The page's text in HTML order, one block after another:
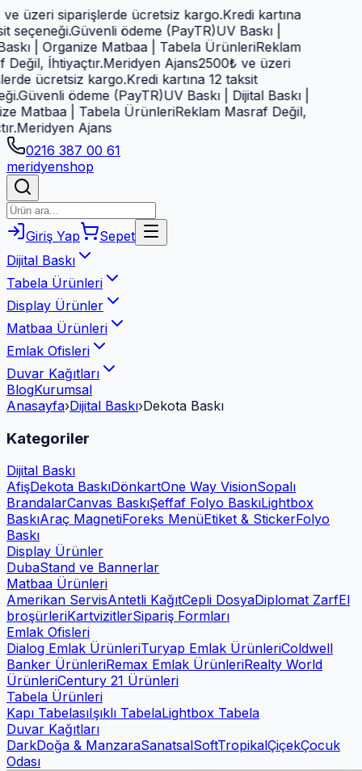
üzeri siparişlerde ücretsiz kargo.Kredi kartına
seçeneği.Güvenli ödeme (PayTR)UV Baskı |
| Organize Matbaa | Tabela ÜrünleriReklam
İhtiyaçtır.Meridyen Ajans2500₺ ve üzeri
ücretsiz kargo.Kredi kartına 12 taksit
Güvenli ödeme (PayTR)UV Baskı | Dijital Baskı |
Matbaa | Tabela ÜrünleriReklam Masraf Değil,
Meridyen Ajans
0216 387 00 61
meridyenshop
Giriş Yap
Sepet
Dijital Baskı
Tabela Ürünleri
Display Ürünler
Matbaa Ürünleri
Emlak Ofisleri
Duvar Kağıtları
BlogKurumsal
Anasayfa›Dijital Baskı›Dekota Baskı
Kategoriler
Dijital Baskı
AfişDekota BaskıDönkartOne Way VisionSopalı
BrandalarCanvas BaskıŞeffaf Folyo BaskıLightbox
BaskıAraç MagnetiForeks MenüEtiket & StickerFolyo
Baskı
Display Ürünler
DubaStand ve Bannerlar
Matbaa Ürünleri
Amerikan ServisAntetli KağıtCepli DosyaDiplomat ZarfEl
broşürleriKartvizitlerSipariş Formları
Emlak Ofisleri
Dialog Emlak ÜrünleriTuryap Emlak ÜrünleriColdwell
Banker ÜrünleriRemax Emlak ÜrünleriRealty World
ÜrünleriCentury 21 Ürünleri
Tabela Ürünleri
Kapı TabelasıIşıklı TabelaLightbox Tabela
Duvar Kağıtları
DarkDoğa & ManzaraSanatsalSoftTropikalÇiçekÇocuk
Odası